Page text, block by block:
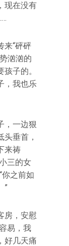
现在没有
来“砰砰
汹汹的
子的。
，我也乐
，一边狠
垂首，
来祷
三的女
你之前如
”
房，安慰
易，我
好几天痛